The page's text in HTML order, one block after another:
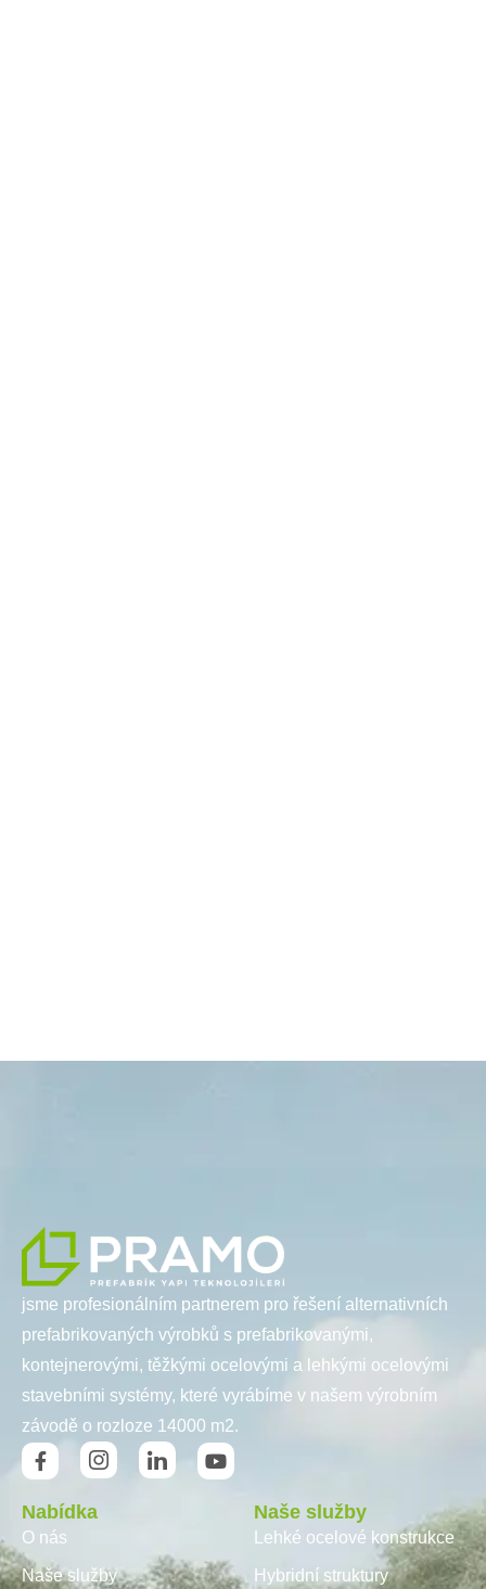
jsme profesionálním partnerem pro řešení alternativních
prefabrikovaných výrobků s prefabrikovanými,
kontejnerovými, těžkými ocelovými a lehkými ocelovými
stavebními systémy, které vyrábíme v našem výrobním
závodě o rozloze 14000 m2.
Nabídka
O nás
Naše služby
Naše služby
Lehké ocelové konstrukce
Hybridní struktury